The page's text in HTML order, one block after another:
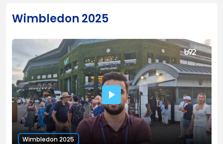
Wimbledon 2025
Wimbledon 2025